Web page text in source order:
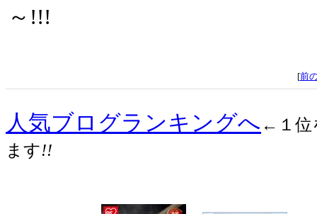
～!!!
[前
人気ブログランキングへ ←１位
ます!!